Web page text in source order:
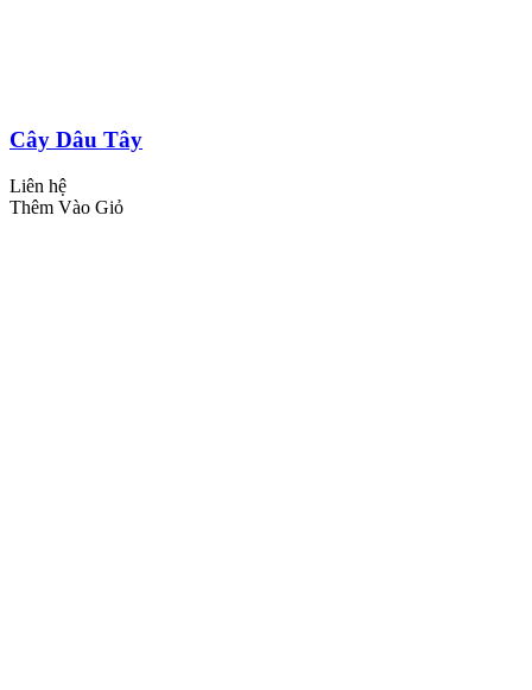
Cây Dâu Tây
Liên hệ
Thêm Vào Giỏ